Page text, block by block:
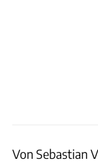
Von Sebastian